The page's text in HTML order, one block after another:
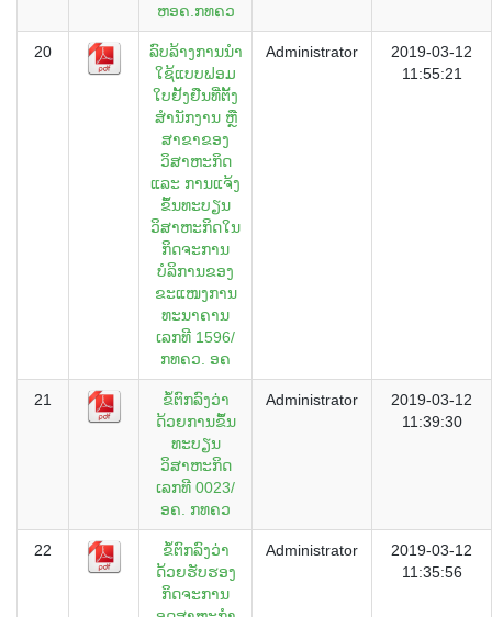
ຫອຄ.ກທຄວ
20
ລົບລ້າງການນຳ
ໃຊ້ແບບຟອມ
ໃບຢັ້ງຢືນທີ່ຕັ້ງ
ສຳນັກງານ ຫຼື
ສາຂາຂອງ
ວິສາຫະກິດ
ແລະ ການແຈ້ງ
ຂຶ້ນທະບຽນ
ວິສາຫະກິດໃນ
ກິດຈະການ
ບໍລິການຂອງ
ຂະແໜງການ
ທະນາຄານ
ເລກທີ 1596/
ກທຄວ. ອຄ
Administrator
2019-03-12
11:55:21
21
ຂໍ້ຕົກລົງວ່າ
ດ້ວຍການຂຶ້ນ
ທະບຽນ
ວິສາຫະກິດ
ເລກທີ 0023/
ອຄ. ກທຄວ
Administrator
2019-03-12
11:39:30
22
ຂໍ້ຕົກລົງວ່າ
ດ້ວຍຮັບຮອງ
ກິດຈະການ
Administrator
2019-03-12
11:35:56